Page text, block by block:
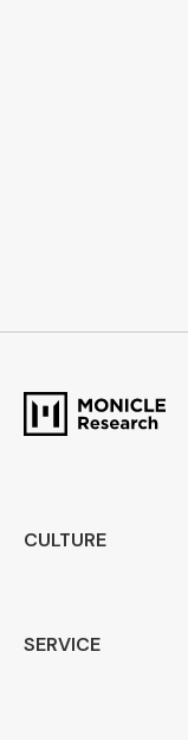
CULTURE
SERVICE